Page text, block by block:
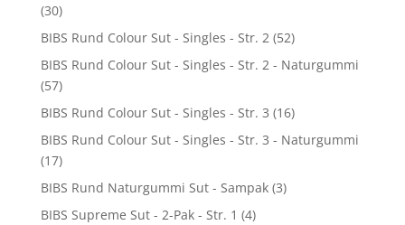
(30)
BIBS Rund Colour Sut - Singles - Str. 2 (52)
BIBS Rund Colour Sut - Singles - Str. 2 - Naturgummi
(57)
BIBS Rund Colour Sut - Singles - Str. 3 (16)
BIBS Rund Colour Sut - Singles - Str. 3 - Naturgummi
(17)
BIBS Rund Naturgummi Sut - Sampak (3)
BIBS Supreme Sut - 2-Pak - Str. 1 (4)